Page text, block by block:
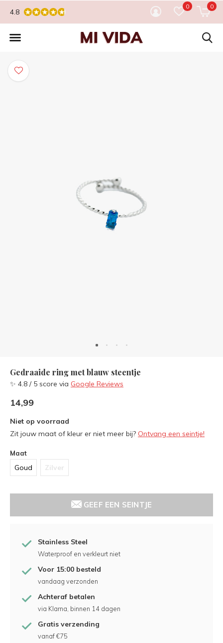
0 0
4.8
Gedraaide ring met blauw steentje
✨ 4.8 / 5 score via Google Reviews
14,99
Niet op voorraad
Zit jouw maat of kleur er niet meer bij? Ontvang een seintje!
Maat
Goud Zilver
GEEF EEN SEINTJE
Stainless Steel
Waterproof en verkleurt niet
Voor 15:00 besteld
vandaag verzonden
Achteraf betalen
via Klarna, binnen 14 dagen
Gratis verzending
vanaf €75